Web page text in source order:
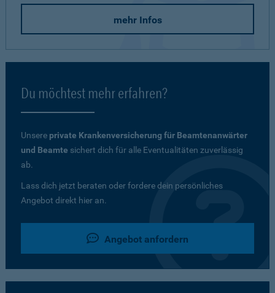
mehr Infos
Du möchtest mehr erfahren?
Unsere private Krankenversicherung für Beamtenanwärter
und Beamte sichert dich für alle Eventualitäten zuverlässig
ab.
Lass dich jetzt beraten oder fordere dein persönliches
Angebot direkt hier an.
Angebot anfordern